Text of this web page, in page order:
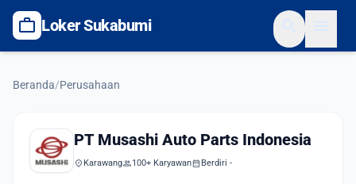
work Loker Sukabumi
Beranda/Perusahaan
PT Musashi Auto Parts Indonesia
location_on Karawanggroup100+ Karyawancalendar_monthBerdiri -